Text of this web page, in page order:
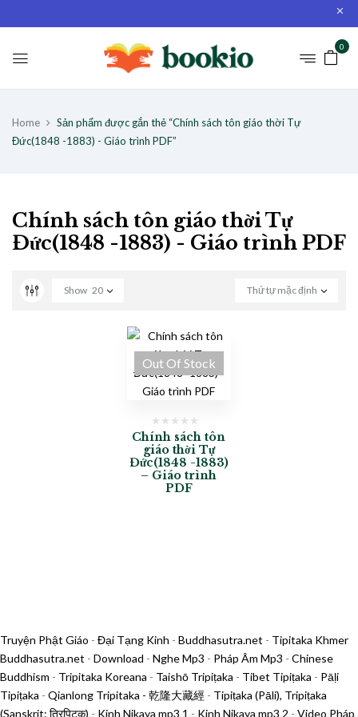
0
Home
Sản phẩm được gắn thẻ “Chính sách tôn giáo thời Tự
Đức(1848 -1883) - Giáo trình PDF”
Chính sách tôn giáo thời Tự
Đức(1848 -1883) - Giáo trình PDF
Thứ tự mặc định
Show 20
Out Of Stock
Chính sách tôn
giáo thời Tự
Đức(1848 -1883)
– Giáo trình
PDF
Truyện Phật Giáo - Đại Tạng Kinh - Buddhasutra.net - Tipitaka Khmer
Buddhasutra.net - Download - Nghe Mp3 - Pháp Âm Mp3 - Chinese
Buddhism - Tripitaka Koreana - Taishō Tripiṭaka - Tibet Tipiṭaka - Pāḷi
Tipiṭaka - Qianlong Tripitaka - 乾隆大藏經 - Tipiṭaka (Pāli), Tripiṭaka
(Sanskrit: त्रिपिटक) - Kinh Nikaya mp3 1 - Kinh Nikaya mp3 2 - Video Pháp